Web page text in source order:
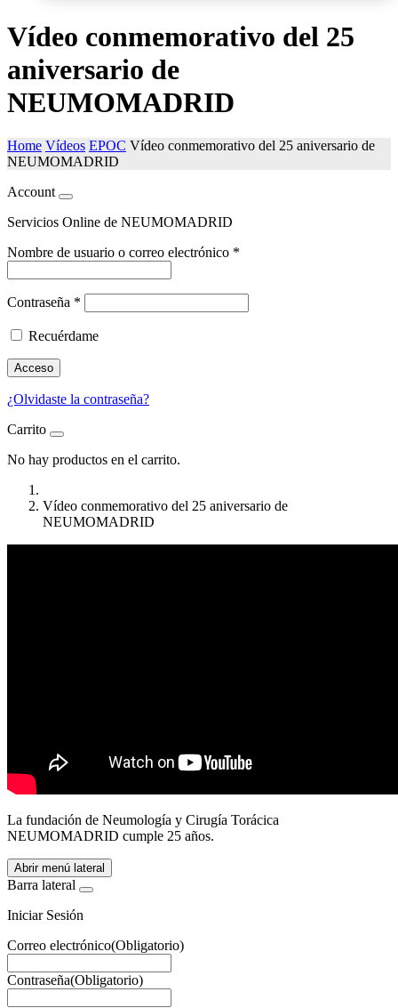
Vídeo conmemorativo del 25
aniversario de
NEUMOMADRID
Home Vídeos EPOC Vídeo conmemorativo del 25 aniversario de
NEUMOMADRID
Account
Servicios Online de NEUMOMADRID
Nombre de usuario o correo electrónico *
Contraseña *
Recuérdame
Acceso
¿Olvidaste la contraseña?
Carrito
No hay productos en el carrito.
Vídeo conmemorativo del 25 aniversario de
NEUMOMADRID
La fundación de Neumología y Cirugía Torácica
NEUMOMADRID cumple 25 años.
Abrir menú lateral
Barra lateral
Iniciar Sesión
Correo electrónico(Obligatorio)
Contraseña(Obligatorio)